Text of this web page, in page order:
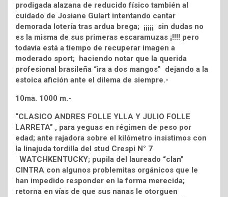
prodigada alazana de reducido físico también al
cuidado de Josiane Gulart intentando cantar
demorada lotería tras ardua brega; ¡¡¡¡¡ sin dudas no
es la misma de sus primeras escaramuzas ¡!!!! pero
todavía está a tiempo de recuperar imagen a
moderado sport; haciendo notar que la querida
profesional brasileña “ira a dos mangos” dejando a la
estoica afición ante el dilema de siempre.-
10ma. 1000 m.-
“CLASICO ANDRES FOLLE YLLA Y JULIO FOLLE
LARRETA” , para yeguas en régimen de peso por
edad; ante rajadora sobre el kilómetro insistimos con
la linajuda tordilla del stud Crespi N° 7
WATCHKENTUCKY; pupila del laureado “clan”
CINTRA con algunos problemitas orgánicos que le
han impedido responder en la forma merecida;
retorna en vías de que sus nanas le otorguen